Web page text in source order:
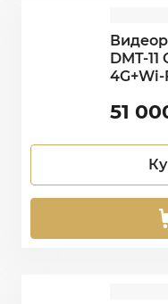
DMT-11
51